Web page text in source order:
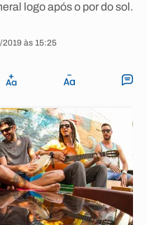
logo após o por do sol.
às 15:25